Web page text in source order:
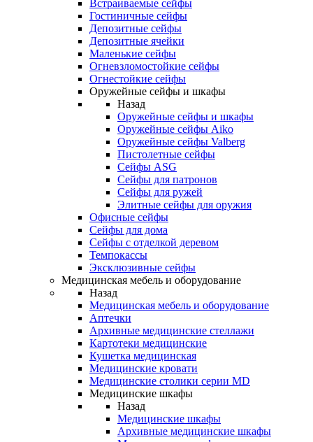
Встраиваемые сейфы
Гостиничные сейфы
Депозитные сейфы
Депозитные ячейки
Маленькие сейфы
Огневзломостойкие сейфы
Огнестойкие сейфы
Оружейные сейфы и шкафы
Назад
Оружейные сейфы и шкафы
Оружейные сейфы Aiko
Оружейные сейфы Valberg
Пистолетные сейфы
Сейфы ASG
Сейфы для патронов
Сейфы для ружей
Элитные сейфы для оружия
Офисные сейфы
Сейфы для дома
Сейфы с отделкой деревом
Темпокассы
Эксклюзивные сейфы
Медицинская мебель и оборудование
Назад
Медицинская мебель и оборудование
Аптечки
Архивные медицинские стеллажи
Картотеки медицинские
Кушетка медицинская
Медицинские кровати
Медицинские столики серии MD
Медицинские шкафы
Назад
Медицинские шкафы
Архивные медицинские шкафы